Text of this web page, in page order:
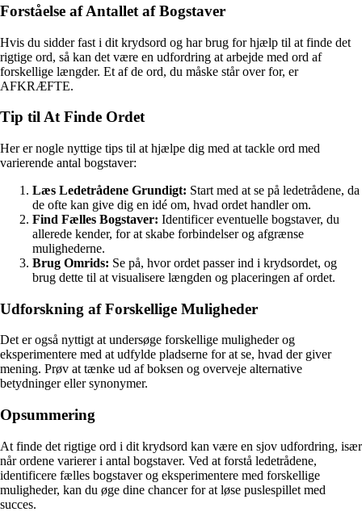
Forståelse af Antallet af Bogstaver
Hvis du sidder fast i dit krydsord og har brug for hjælp til at finde det
rigtige ord, så kan det være en udfordring at arbejde med ord af
forskellige længder. Et af de ord, du måske står over for, er
AFKRÆFTE.
Tip til At Finde Ordet
Her er nogle nyttige tips til at hjælpe dig med at tackle ord med
varierende antal bogstaver:
Læs Ledetrådene Grundigt: Start med at se på ledetrådene, da
de ofte kan give dig en idé om, hvad ordet handler om.
Find Fælles Bogstaver: Identificer eventuelle bogstaver, du
allerede kender, for at skabe forbindelser og afgrænse
mulighederne.
Brug Omrids: Se på, hvor ordet passer ind i krydsordet, og
brug dette til at visualisere længden og placeringen af ordet.
Udforskning af Forskellige Muligheder
Det er også nyttigt at undersøge forskellige muligheder og
eksperimentere med at udfylde pladserne for at se, hvad der giver
mening. Prøv at tænke ud af boksen og overveje alternative
betydninger eller synonymer.
Opsummering
At finde det rigtige ord i dit krydsord kan være en sjov udfordring, især
når ordene varierer i antal bogstaver. Ved at forstå ledetrådene,
identificere fælles bogstaver og eksperimentere med forskellige
muligheder, kan du øge dine chancer for at løse puslespillet med
succes.